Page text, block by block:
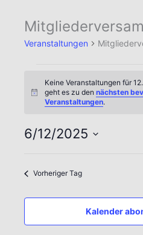
Veranstaltungen
für
2025
Hinweis
Keine Veranstaltungen für
geht es zu dennächsten
Veranstaltungen.
6/12/2025
wählen.
Vorheriger Tag
Kalender